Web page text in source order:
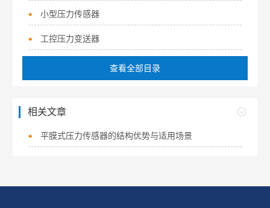
小型压力传感器
工控压力变送器
查看全部目录
相关文章
平膜式压力传感器的结构优势与适用场景